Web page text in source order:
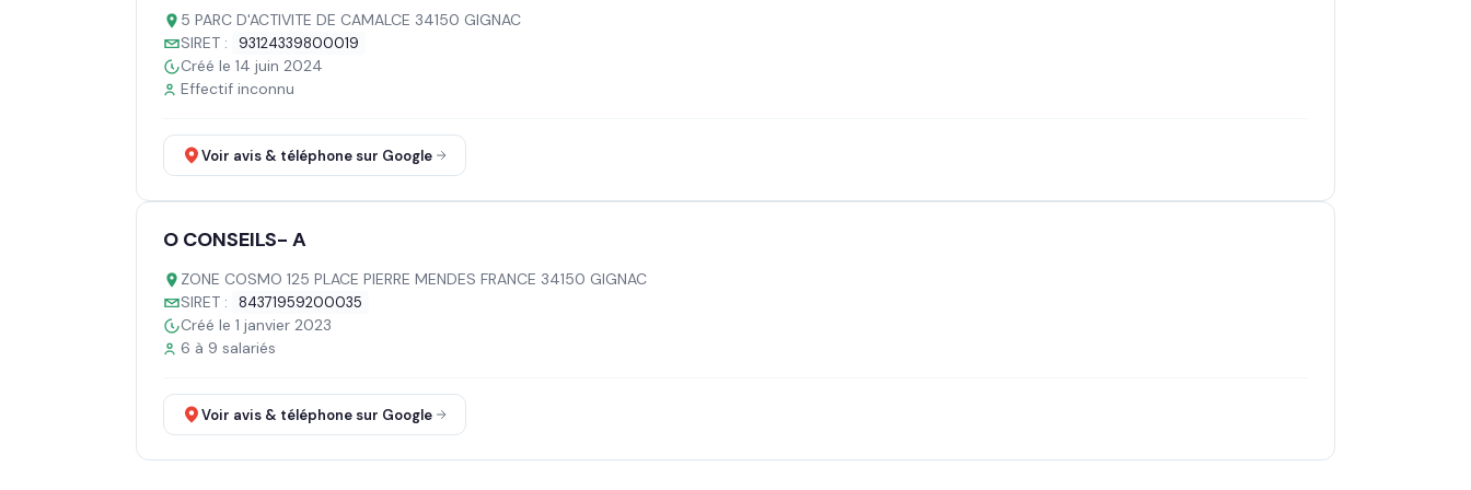
5 PARC D'ACTIVITE DE CAMALCE 34150 GIGNAC
SIRET :
93124339800019
Créé le 14 juin 2024
Effectif inconnu
Voir avis & téléphone sur Google
O CONSEILS- A
ZONE COSMO 125 PLACE PIERRE MENDES FRANCE 34150 GIGNAC
SIRET :
84371959200035
Créé le 1 janvier 2023
6 à 9 salariés
Voir avis & téléphone sur Google